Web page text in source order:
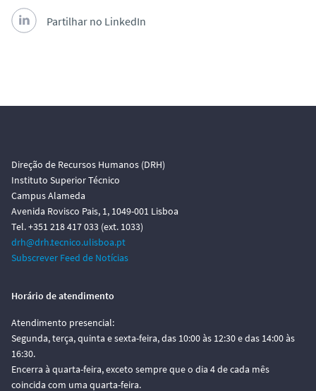
Partilhar no LinkedIn
Direção de Recursos Humanos (DRH)
Instituto Superior Técnico
Campus Alameda
Avenida Rovisco Pais, 1, 1049-001 Lisboa
Tel. +351 218 417 033 (ext. 1033)
drh@drh.tecnico.ulisboa.pt
Subscrever Feed de Notícias
Horário de atendimento
Atendimento presencial:
Segunda, terça, quinta e sexta-feira, das 10:00 às 12:30 e das 14:00 às
16:30.
Encerra à quarta-feira, exceto sempre que o dia 4 de cada mês
coincida com uma quarta-feira.